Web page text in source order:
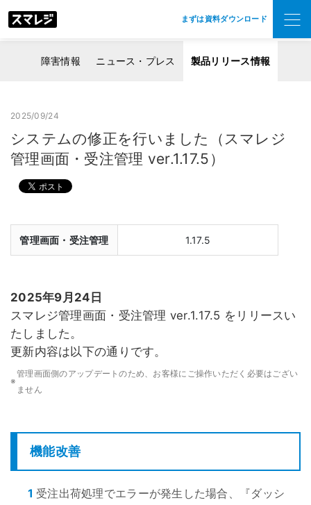
まずは資料ダウンロード
障害情報 ニュース・プレス 製品リリース情報
2025/09/24
システムの修正を行いました（スマレジ
管理画面・受注管理 ver.1.17.5）
管理画面・受注管理 1.17.5
2025年9月24日
スマレジ管理画面・受注管理 ver.1.17.5 をリリースい
たしました。
更新内容は以下の通りです。
※
管理画面側のアップデートのため、お客様にご操作いただく必要はござい
ません
機能改善
1 受注出荷処理でエラーが発生した場合、『ダッシ